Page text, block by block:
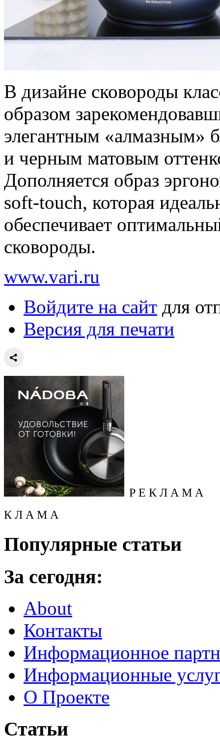
В дизайне сковороды
образом
элегантным «алмазным»
и черным матовым
Дополняется образ
soft-touch, которая
обеспечивает
сковороды.
www.vari.ru
Войдите на сайт для
Версия для печати
Р Е К Л А М А
К Л А М А
Популярные статьи
За сегодня:
About
Контакты
Информационное
Информационные
О Проекте
Статьи